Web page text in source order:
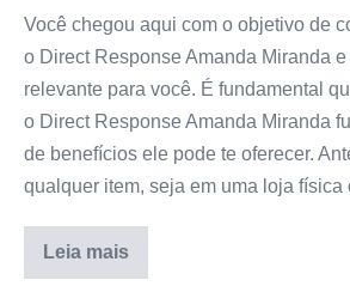
Você chegou aqui com o objetivo de
o Direct Response Amanda Miranda
relevante para você. É fundamental
o Direct Response Amanda Miranda
de benefícios ele pode te oferecer.
qualquer item, seja em uma loja
Leia mais
Direct